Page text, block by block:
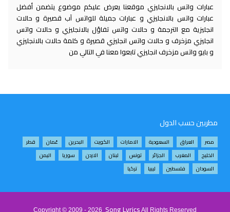
عبارات واتس بالانجليزي موقعنا يعرض عليكم موضوع يتضمن أفضل
عبارات واتس بالانجليزي و عبارات جميلة للواتس آب قصيرة و حالات
انجليزية مع الترجمة و حالات واتس تفاؤل بالانجليزي و حالات واتس
انجليزي مزخرف و حالات واتس انجليزي قصيرة و كلمة حالات بالانجليزي
و بايو واتس مزخرف انجليزي تابعوا معنا في التالي من
مطربين حسب الدول
مصر العراق السعودية الامارات الكويت البحرين عُمان
قطر
الخليج
المغرب الجزائر تونس لبنان الاردن سوريا
اليمن
السودان
فلسطين ليبيا تركيا
Copyright © 2009 - 2026 All Rights Reserved